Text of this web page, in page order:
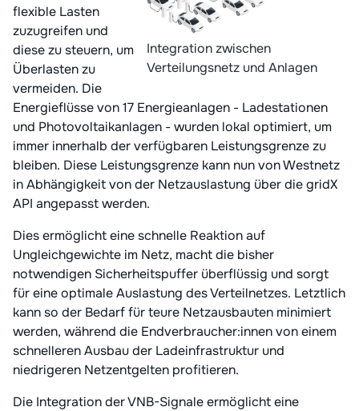
Integration zwischen
Verteilungsnetz und Anlagen
flexible Lasten
zuzugreifen und
diese zu steuern, um
Überlasten zu
vermeiden. Die
Energieflüsse von 17 Energieanlagen - Ladestationen
und Photovoltaikanlagen - wurden lokal optimiert, um
immer innerhalb der verfügbaren Leistungsgrenze zu
bleiben. Diese Leistungsgrenze kann nun von Westnetz
in Abhängigkeit von der Netzauslastung über die gridX
API angepasst werden.
Dies ermöglicht eine schnelle Reaktion auf
Ungleichgewichte im Netz, macht die bisher
notwendigen Sicherheitspuffer überflüssig und sorgt
für eine optimale Auslastung des Verteilnetzes. Letztlich
kann so der Bedarf für teure Netzausbauten minimiert
werden, während die Endverbraucher:innen von einem
schnelleren Ausbau der Ladeinfrastruktur und
niedrigeren Netzentgelten profitieren.
Die Integration der VNB-Signale ermöglicht eine